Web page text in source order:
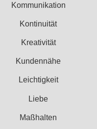
Kommunikation
Kontinuität
Kreativität
Kundennähe
Leichtigkeit
Liebe
Maßhalten